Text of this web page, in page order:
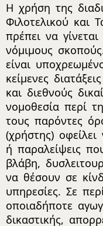
Η χρήση της
Φιλοτελικού και
πρέπει να
νόμιμους
είναι
κείμενες
και διεθνούς
νομοθεσία περί
τους παρόντες
(χρήστης)
ή παραλείψεις
βλάβη,
να θέσουν σε
υπηρεσίες. Σε
οποιαδήποτε
δικαστικής,